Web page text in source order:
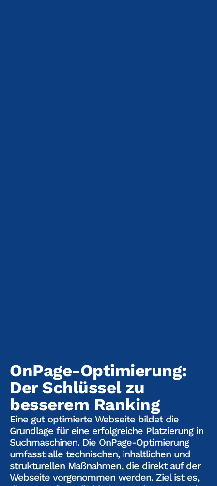
OnPage-Optimierung:
Der Schlüssel zu
besserem Ranking
Eine gut optimierte Webseite bildet die
Grundlage für eine erfolgreiche Platzierung in
Suchmaschinen. Die OnPage-Optimierung
umfasst alle technischen, inhaltlichen und
strukturellen Maßnahmen, die direkt auf der
Webseite vorgenommen werden. Ziel ist es,